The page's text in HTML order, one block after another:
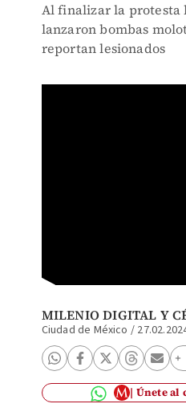
Al finalizar la protesta
lanzaron bombas
reportan lesionados
MILENIO DIGITAL Y
Ciudad de México /
Únete al